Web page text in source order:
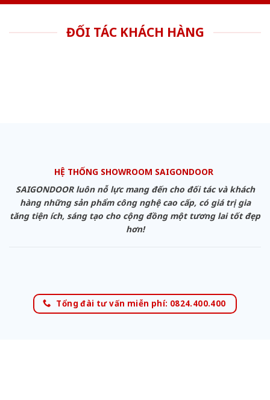
ĐỐI TÁC KHÁCH HÀNG
HỆ THỐNG SHOWROOM SAIGONDOOR
SAIGONDOOR luôn nỗ lực mang đến cho đối tác và khách
hàng những sản phẩm công nghệ cao cấp, có giá trị gia
tăng tiện ích, sáng tạo cho cộng đồng một tương lai tốt đẹp
hơn!
Tổng đài tư vấn miễn phí: 0824.400.400